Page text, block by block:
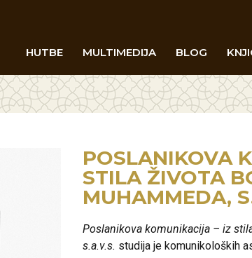
HUTBE MULTIMEDIJA BLOG
POSLANIKOVA
STILA ŽIVOTA
MUHAMMEDA,
Poslanikova komunikacija – iz
s.a.v.s. studija je komunikoloških